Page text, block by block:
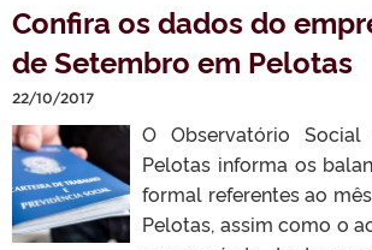
Confira os dados do
de Setembro em Pelotas
22/10/2017
O Observatório
Pelotas informa os
formal referentes ao
Pelotas, assim como o